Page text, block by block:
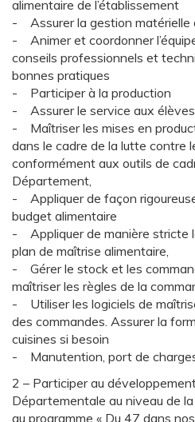
alimentaire de l’établissement
- Assurer la gestion matérielle
- Animer et coordonner
conseils professionnels et
bonnes pratiques
- Participer à la production
- Assurer le service aux élèves
- Maîtriser les mises en
dans le cadre de la lutte contre
conformément aux outils de
Département,
- Appliquer de façon
budget alimentaire
- Appliquer de manière stricte
plan de maîtrise alimentaire,
- Gérer le stock et les
maîtriser les règles de la
- Utiliser les logiciels de
des commandes. Assurer la
cuisines si besoin
- Manutention, port de
2 – Participer au
Départementale au niveau de
au programme « Du 47 dans